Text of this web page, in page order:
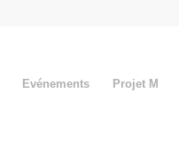
Evénements Projet M